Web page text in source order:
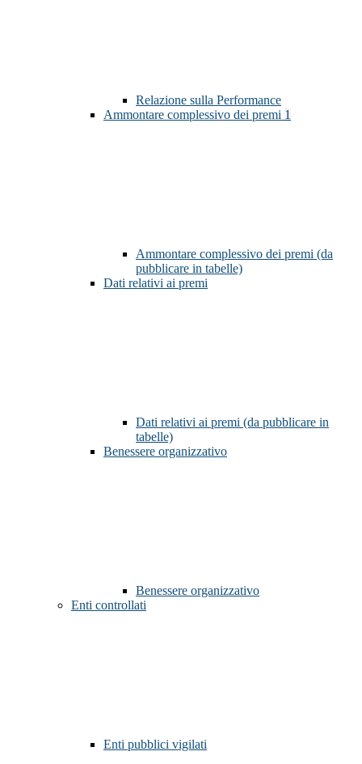
Relazione sulla Performance
Ammontare complessivo dei premi 1
Ammontare complessivo dei premi (da
pubblicare in tabelle)
Dati relativi ai premi
Dati relativi ai premi (da pubblicare in
tabelle)
Benessere organizzativo
Benessere organizzativo
Enti controllati
Enti pubblici vigilati